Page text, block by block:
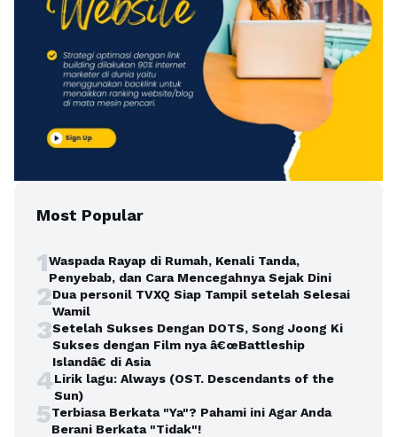
Most Popular
1Waspada Rayap di Rumah, Kenali Tanda,
Penyebab, dan Cara Mencegahnya Sejak Dini
2Dua personil TVXQ Siap Tampil setelah Selesai
Wamil
3Setelah Sukses Dengan DOTS, Song Joong Ki
Sukses dengan Film nya â€œBattleship
Islandâ€ di Asia
4Lirik lagu: Always (OST. Descendants of the
Sun)
5Terbiasa Berkata "Ya"? Pahami ini Agar Anda
Berani Berkata "Tidak"!